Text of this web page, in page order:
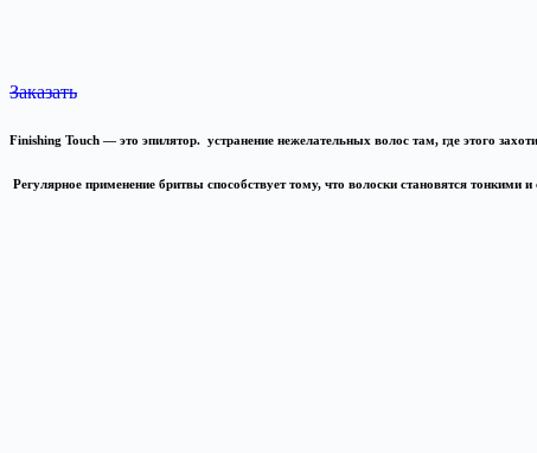
Заказать
Finishing Touch — это эпилятор. устранение нежелательных волос там, где этого
Регулярное применение бритвы способствует тому, что волоски становятся тонкими